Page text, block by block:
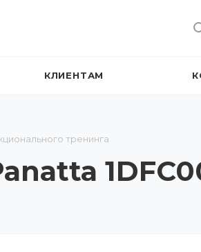
КЛИЕНТАМ
тренинга